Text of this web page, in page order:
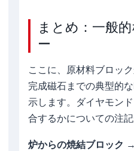
まとめ：一般
ー
ここに、原材料ブロッ
完成磁石までの典型的
示します。ダイヤモン
合するかについての注記
炉からの焼結ブロック →